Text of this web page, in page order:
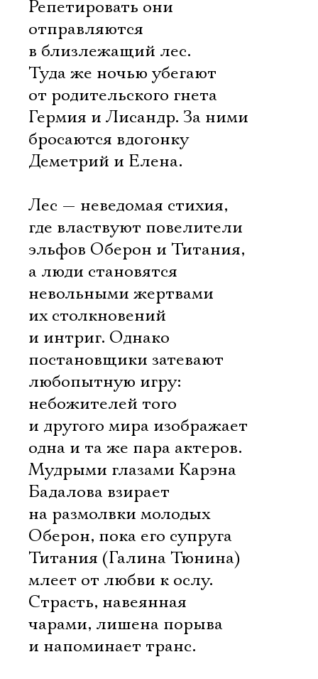
Репетировать они
отправляются
в близлежащий лес.
Туда же ночью убегают
от родительского гнета
Гермия и Лисандр. За ними
бросаются вдогонку
Деметрий и Елена.
Лес — неведомая стихия,
где властвуют повелители
эльфов Оберон и Титания,
а люди становятся
невольными жертвами
их столкновений
и интриг. Однако
постановщики затевают
любопытную игру:
небожителей того
и другого мира изображает
одна и та же пара актеров.
Мудрыми глазами Карэна
Бадалова взирает
на размолвки молодых
Оберон, пока его супруга
Титания (Галина Тюнина)
млеет от любви к ослу.
Страсть, навеянная
чарами, лишена порыва
и напоминает транс.